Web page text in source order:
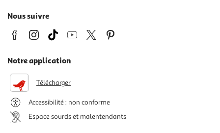
Nous suivre
Notre application
Télécharger
Accessibilité : non conforme
Espace sourds et malentendants